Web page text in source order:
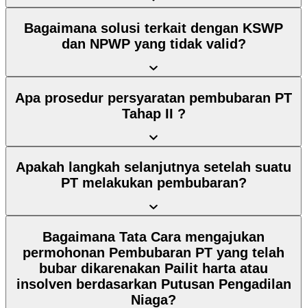
Bagaimana solusi terkait dengan KSWP
dan NPWP yang tidak valid?
Apa prosedur persyaratan pembubaran PT
Tahap II ?
Apakah langkah selanjutnya setelah suatu
PT melakukan pembubaran?
Bagaimana Tata Cara mengajukan
permohonan Pembubaran PT yang telah
bubar dikarenakan Pailit harta atau
insolven berdasarkan Putusan Pengadilan
Niaga?